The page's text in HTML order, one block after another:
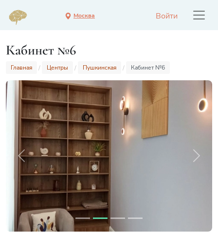
Москва Войти
Кабинет №6
Главная Центры Пушкинская Кабинет №6
Previous Next